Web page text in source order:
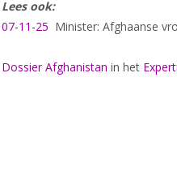
Lees ook:
07-11-25 Minister: Afghaanse
Dossier Afghanistan in het